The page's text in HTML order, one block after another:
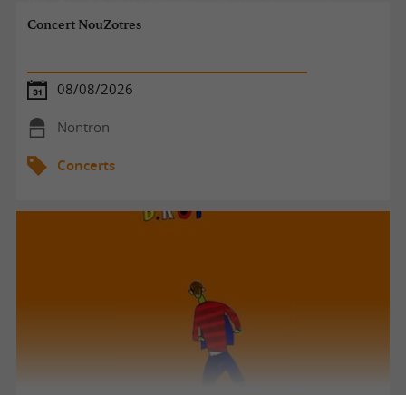
Concert NouZotres
08/08/2026
Nontron
Concerts